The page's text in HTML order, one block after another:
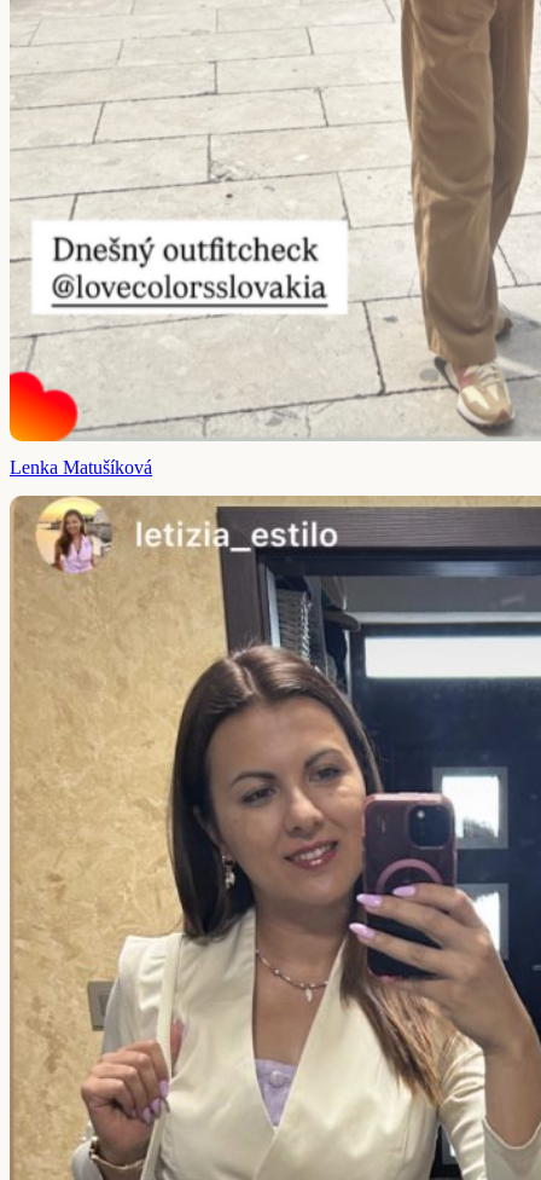
Lenka Matušíková